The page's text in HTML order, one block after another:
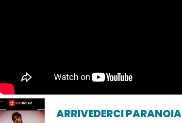
ARRIVEDERCI PARANOIA